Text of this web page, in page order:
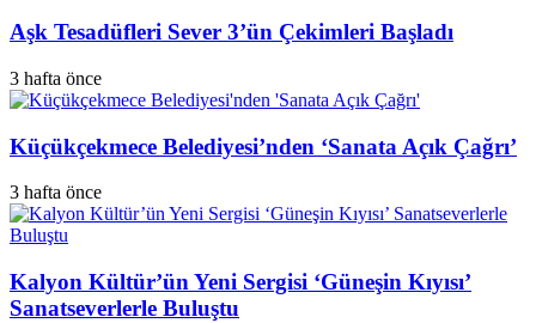
Aşk Tesadüfleri Sever 3’ün Çekimleri Başladı
3 hafta önce
Küçükçekmece Belediyesi’nden ‘Sanata Açık Çağrı’
3 hafta önce
Kalyon Kültür’ün Yeni Sergisi ‘Güneşin Kıyısı’
Sanatseverlerle Buluştu